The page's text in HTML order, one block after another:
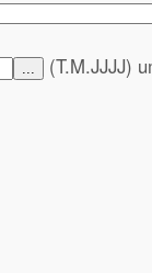
... (T.M.JJJJ)